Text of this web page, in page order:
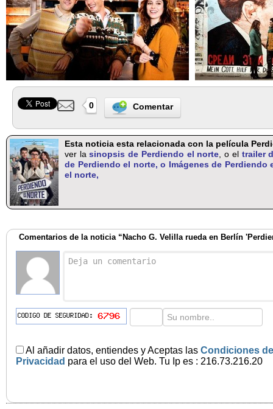
0 Comentar
Esta noticia esta relacionada con la película
ver lasinopsis de Perdiendo el norte , o el trailer
de Perdiendo el norte, o Imágenes de Perdiendo
el norte,
Comentarios de la noticia “Nacho G. Velilla rueda en Berlín
Al añadir datos, entiendes y Aceptas las Condiciones
Privacidad para el uso del Web. Tu Ip es : 216.73.216.20